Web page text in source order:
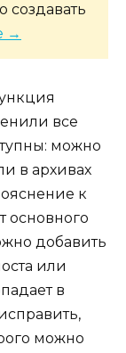
создавать
→
все
можно
в архивах
к
основного
добавить
или
в
можно